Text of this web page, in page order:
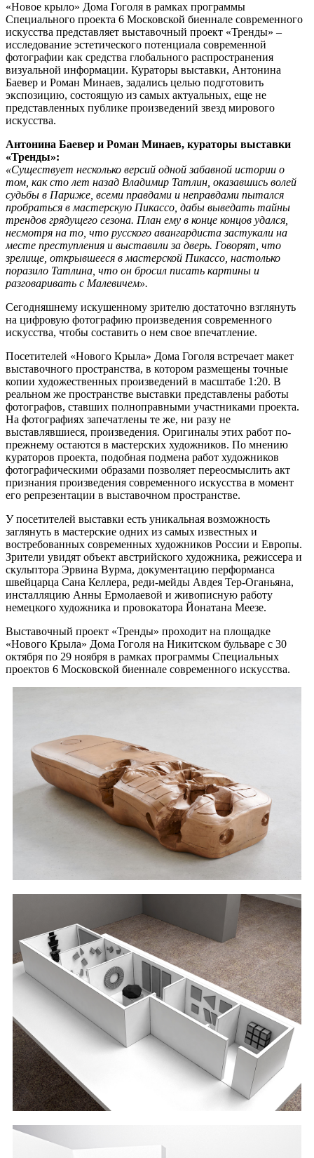
«Новое крыло» Дома Гоголя в рамках программы
Специального проекта 6 Московской биеннале современного
искусства представляет выставочный проект «Тренды» –
исследование эстетического потенциала современной
фотографии как средства глобального распространения
визуальной информации. Кураторы выставки, Антонина
Баевер и Роман Минаев, задались целью подготовить
экспозицию, состоящую из самых актуальных, еще не
представленных публике произведений звезд мирового
искусства.
Антонина Баевер и Роман Минаев, кураторы выставки
«Тренды»:
«Существует несколько версий одной забавной истории о
том, как сто лет назад Владимир Татлин, оказавшись волей
судьбы в Париже, всеми правдами и неправдами пытался
пробраться в мастерскую Пикассо, дабы выведать тайны
трендов грядущего сезона. План ему в конце концов удался,
несмотря на то, что русского авангардиста застукали на
месте преступления и выставили за дверь. Говорят, что
зрелище, открывшееся в мастерской Пикассо, настолько
поразило Татлина, что он бросил писать картины и
разговаривать с Малевичем».
Сегодняшнему искушенному зрителю достаточно взглянуть
на цифровую фотографию произведения современного
искусства, чтобы составить о нем свое впечатление.
Посетителей «Нового Крыла» Дома Гоголя встречает макет
выставочного пространства, в котором размещены точные
копии художественных произведений в масштабе 1:20. В
реальном же пространстве выставки представлены работы
фотографов, ставших полноправными участниками проекта.
На фотографиях запечатлены те же, ни разу не
выставлявшиеся, произведения. Оригиналы этих работ по-
прежнему остаются в мастерских художников. По мнению
кураторов проекта, подобная подмена работ художников
фотографическими образами позволяет переосмыслить акт
признания произведения современного искусства в момент
его репрезентации в выставочном пространстве.
У посетителей выставки есть уникальная возможность
заглянуть в мастерские одних из самых известных и
востребованных современных художников России и Европы.
Зрители увидят объект австрийского художника, режиссера и
скульптора Эрвина Вурма, документацию перформанса
швейцарца Сана Келлера, реди-мейды Авдея Тер-Оганьяна,
инсталляцию Анны Ермолаевой и живописную работу
немецкого художника и провокатора Йонатана Меезе.
Выставочный проект «Тренды» проходит на площадке
«Нового Крыла» Дома Гоголя на Никитском бульваре с 30
октября по 29 ноября в рамках программы Специальных
проектов 6 Московской биеннале современного искусства.